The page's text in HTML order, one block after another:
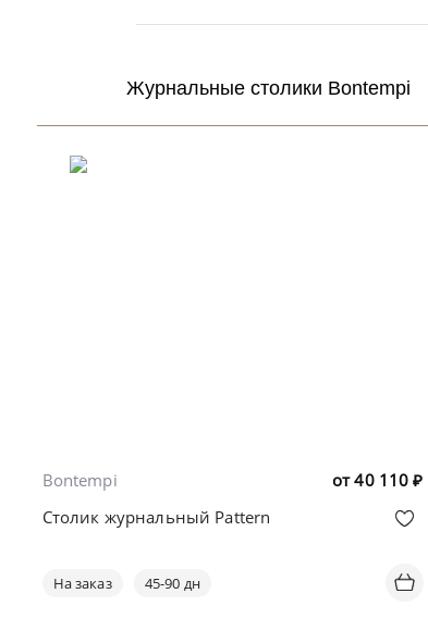
Журнальные столики Bontempi
от40 110 ₽
Bontempi
Столик журнальный Pattern
На заказ 45-90 дн